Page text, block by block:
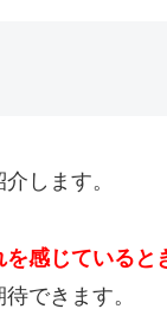
します。
を感じていると
できます。